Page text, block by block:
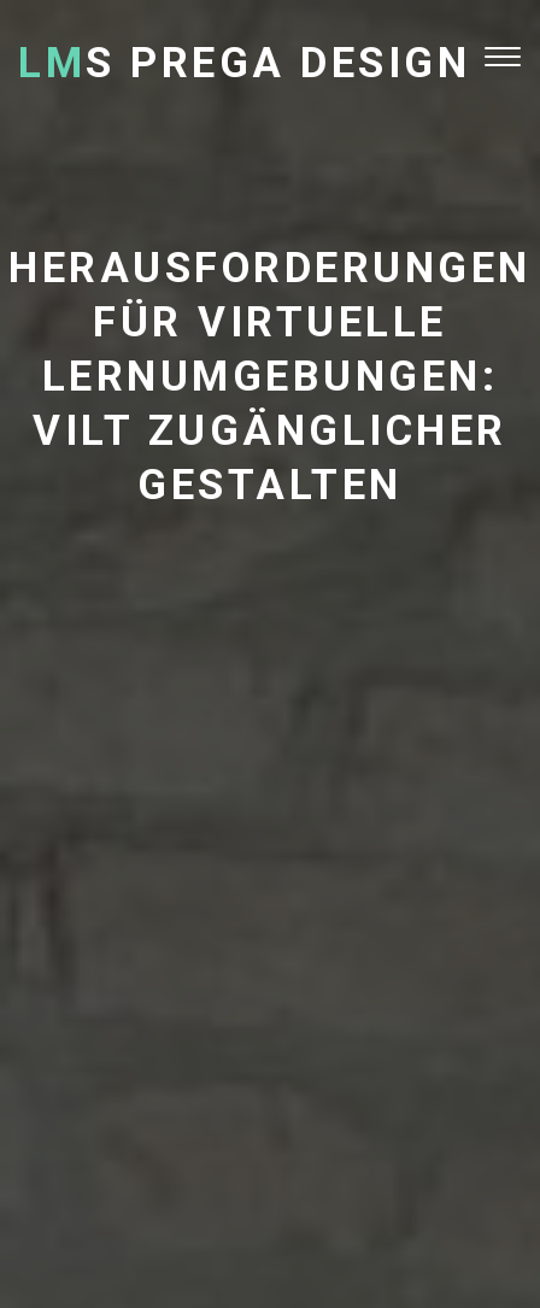
LMS PREGA DESIGN
HERAUSFORDERUNGEN
FÜR VIRTUELLE
LERNUMGEBUNGEN:
VILT ZUGÄNGLICHER
GESTALTEN